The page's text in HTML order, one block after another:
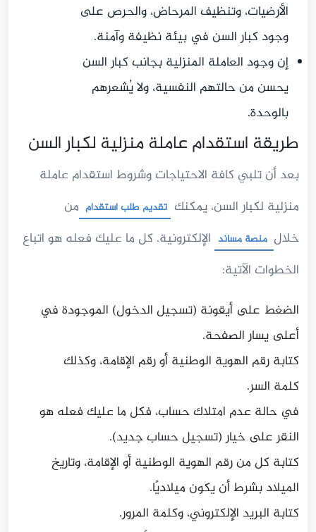
الأرضيات، وتنظيف المرحاض، والحرص على
وجود كبار السن في بيئة نظيفة وآمنة.
إن وجود العاملة المنزلية بجانب كبار السن
يحسن من حالتهم النفسية، ولا يُشعرهم
بالوحدة.
طريقة استقدام عاملة منزلية لكبار السن
بعد أن تلبي كافة الاحتياجات وشروط استقدام عاملة
منزلية لكبار السن، يمكنك تقديم طلب استقدام من
خلال منصة مساند الإلكترونية. كل ما عليك فعله هو اتباع
الخطوات الآتية:
الضغط على أيقونة (تسجيل الدخول) الموجودة في
أعلى يسار الصفحة.
كتابة رقم الهوية الوطنية أو رقم الإقامة، وكذلك
كلمة السر.
في حالة عدم امتلاك حساب، فكل ما عليك فعله هو
النقر على خيار (تسجيل حساب جديد).
كتابة كل من رقم الهوية الوطنية أو الإقامة، وتاريخ
الميلاد بشرط أن يكون ميلاديًا.
كتابة البريد الإلكتروني، وكلمة المرور.